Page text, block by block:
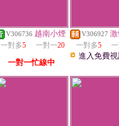
V306736 越南小煙
一對多5 一對一20
一對一忙線中
V306927
一對多5
進入免費